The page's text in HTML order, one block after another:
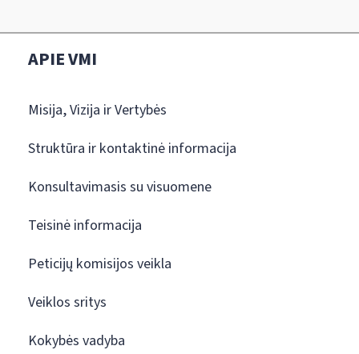
APIE VMI
Misija, Vizija ir Vertybės
Struktūra ir kontaktinė informacija
Konsultavimasis su visuomene
Teisinė informacija
Peticijų komisijos veikla
Veiklos sritys
Kokybės vadyba